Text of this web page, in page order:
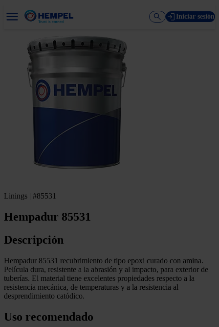
Iniciar sesión
Linings | #85531
Hempadur 85531
Descripción
Hempadur 85531 recubrimiento de tipo epoxi curado con amina.
Película dura, resistente a la abrasión y al impacto, para exterior de
tuberías. El material tiene excelentes propiedades respecto a la
resistencia mecánica, de temperaturas y a la resistencia al
desprendimiento catódico.
Uso recomendado